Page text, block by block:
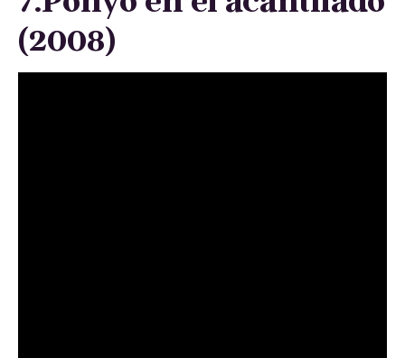
(2008)